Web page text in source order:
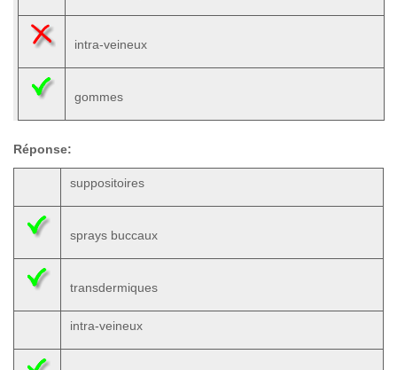
intra-veineux
gommes
Réponse:
suppositoires
sprays buccaux
transdermiques
intra-veineux